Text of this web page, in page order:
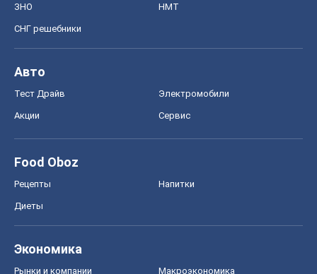
ЗНО НМТ
СНГ решебники
Авто
Тест Драйв Электромобили
Акции Сервис
Food Oboz
Рецепты Напитки
Диеты
Экономика
Рынки и компании Mакроэкономика